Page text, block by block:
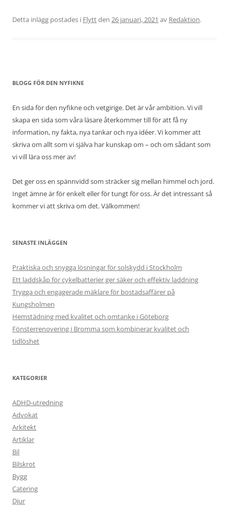
Detta inlägg postades i Flyttden 26 januari, 2021 av Redaktion.
BLOGG FÖR DEN NYFIKNE
En sida för den nyfikne och vetgirige. Det är vår ambition. Vi vill
skapa en sida som våra läsare återkommer till för att få ny
information, ny fakta, nya tankar och nya idéer. Vi kommer att
skriva om allt som vi själva har kunskap om – och om sådant som
vi vill lära oss mer av!
Det ger oss en spännvidd som sträcker sig mellan himmel och jord.
Inget ämne är för enkelt eller för tungt för oss. Är det intressant så
kommer vi att skriva om det. Välkommen!
SENASTE INLÄGGEN
Praktiska och snygga lösningar för solskydd i Stockholm
Ett laddskåp för cykelbatterier ger säker och effektiv laddning
Trygga och engagerade mäklare för bostadsaffärer på
Kungsholmen
Hemstädning med kvalitet och omtanke i Göteborg
Fönsterrenovering i Bromma som kombinerar kvalitet och
tidlöshet
KATEGORIER
ADHD-utredning
Advokat
Arkitekt
Artiklar
Bil
Bilskrot
Bygg
Catering
Djur